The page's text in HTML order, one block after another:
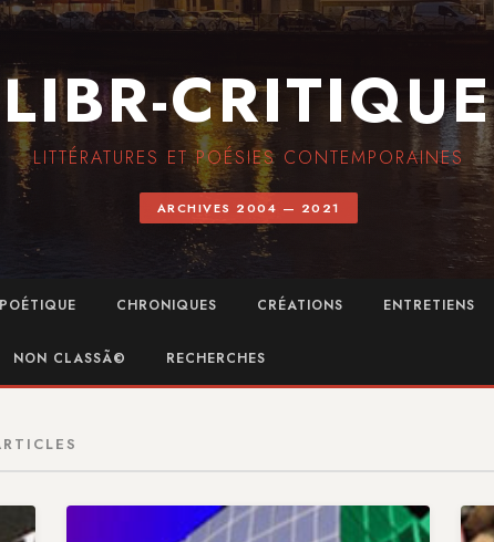
LIBR-CRITIQUE
LITTÉRATURES ET POÉSIES CONTEMPORAINES
ARCHIVES 2004 — 2021
CHRONIQUES CRÉATIONS ENTRETIENS
NON CLASSÃ© RECHERCHES